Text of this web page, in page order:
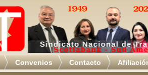
Convenios Contacto